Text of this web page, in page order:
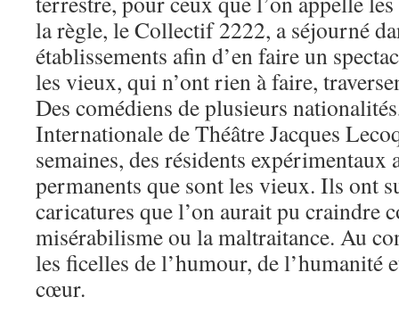
la règle, le Collectif 2222, a séjourné
établissements afin d’en faire un
les vieux, qui n’ont rien à faire,
Des comédiens de plusieurs
Internationale de Théâtre Jacques
semaines, des résidents expérimentaux
permanents que sont les vieux. Ils ont
caricatures que l’on aurait pu craindre
misérabilisme ou la maltraitance. Au
les ficelles de l’humour, de l’humanité
cœur.